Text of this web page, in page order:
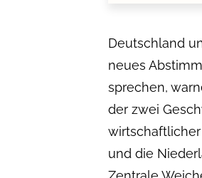
Deutschland
neues
sprechen,
der zwei
wirtschaftlicher
und die